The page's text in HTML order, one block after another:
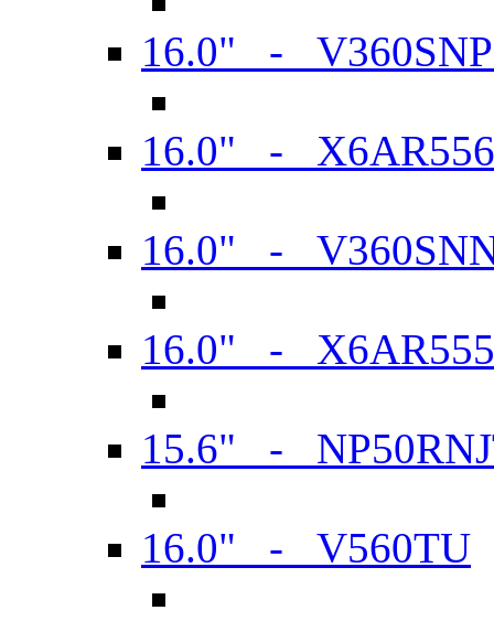
16.0" -
16.0" -
16.0" -
16.0" -
15.6" -
16.0" - V560TU